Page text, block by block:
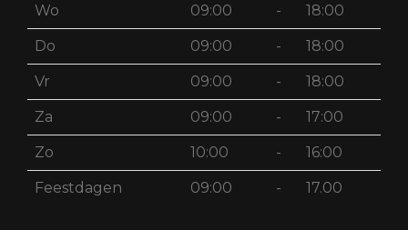
Wo 09:00 - 18:00
Do 09:00 - 18:00
Vr 09:00 - 18:00
Za 09:00 - 17:00
Zo 10:00 - 16:00
Feestdagen 09:00 - 17.00